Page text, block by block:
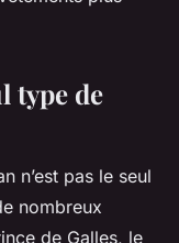
type de
n’est pas le seul
nombreux
de Galles, le